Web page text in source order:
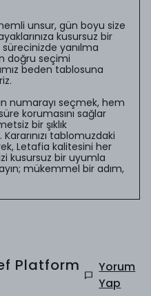
unsur, gün boyu size
kusursuz bir
sürecinizde yanılma
doğru seçimi
beden tablosuna
numarayı seçmek, hem
korumasını sağlar
bir şıklık
tablomuzdaki
Letafia kalitesini her
kusursuz bir uyumla
mükemmel bir adım,
Platform
Yorum
Yap